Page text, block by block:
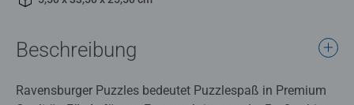
Beschreibung
Ravensburger Puzzles bedeutet Puzzlespaß in Premium